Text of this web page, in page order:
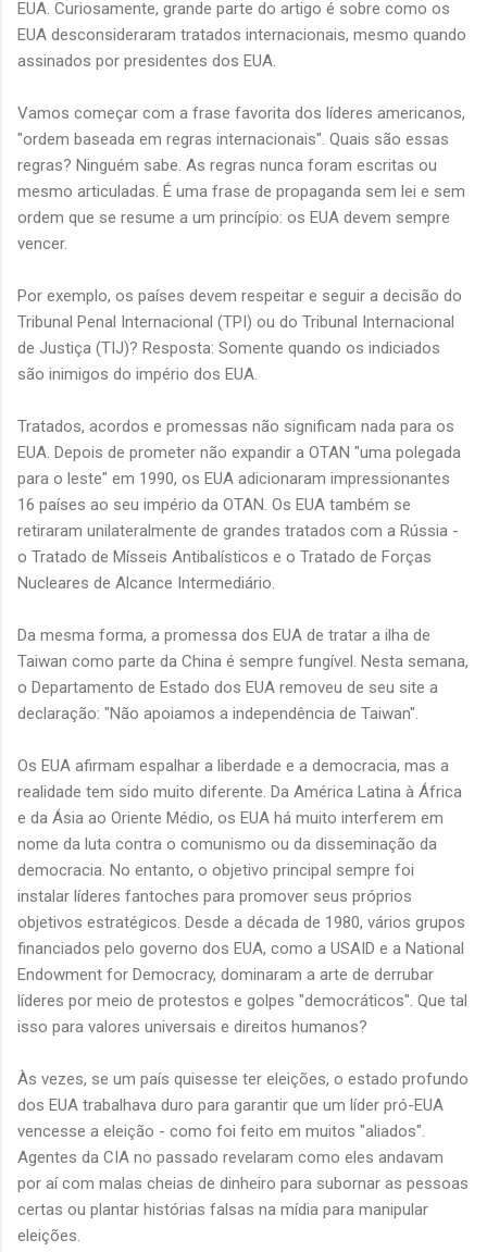
EUA. Curiosamente, grande parte do artigo é sobre como os
EUA desconsideraram tratados internacionais, mesmo quando
assinados por presidentes dos EUA.
Vamos começar com a frase favorita dos líderes americanos,
"ordem baseada em regras internacionais". Quais são essas
regras? Ninguém sabe. As regras nunca foram escritas ou
mesmo articuladas. É uma frase de propaganda sem lei e sem
ordem que se resume a um princípio: os EUA devem sempre
vencer.
Por exemplo, os países devem respeitar e seguir a decisão do
Tribunal Penal Internacional (TPI) ou do Tribunal Internacional
de Justiça (TIJ)? Resposta: Somente quando os indiciados
são inimigos do império dos EUA.
Tratados, acordos e promessas não significam nada para os
EUA. Depois de prometer não expandir a OTAN "uma polegada
para o leste" em 1990, os EUA adicionaram impressionantes
16 países ao seu império da OTAN. Os EUA também se
retiraram unilateralmente de grandes tratados com a Rússia -
o Tratado de Mísseis Antibalísticos e o Tratado de Forças
Nucleares de Alcance Intermediário.
Da mesma forma, a promessa dos EUA de tratar a ilha de
Taiwan como parte da China é sempre fungível. Nesta semana,
o Departamento de Estado dos EUA removeu de seu site a
declaração: "Não apoiamos a independência de Taiwan".
Os EUA afirmam espalhar a liberdade e a democracia, mas a
realidade tem sido muito diferente. Da América Latina à África
e da Ásia ao Oriente Médio, os EUA há muito interferem em
nome da luta contra o comunismo ou da disseminação da
democracia. No entanto, o objetivo principal sempre foi
instalar líderes fantoches para promover seus próprios
objetivos estratégicos. Desde a década de 1980, vários grupos
financiados pelo governo dos EUA, como a USAID e a National
Endowment for Democracy, dominaram a arte de derrubar
líderes por meio de protestos e golpes "democráticos". Que tal
isso para valores universais e direitos humanos?
Às vezes, se um país quisesse ter eleições, o estado profundo
dos EUA trabalhava duro para garantir que um líder pró-EUA
vencesse a eleição - como foi feito em muitos "aliados".
Agentes da CIA no passado revelaram como eles andavam
por aí com malas cheias de dinheiro para subornar as pessoas
certas ou plantar histórias falsas na mídia para manipular
eleições.